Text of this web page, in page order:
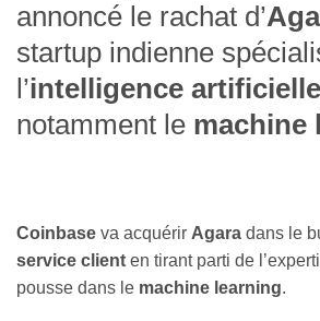
annoncé le rachat d’
startup indienne
l’intelligence
notamment le machine
Coinbase va acquérir Agara dans le
service client en tirant parti de
pousse dans le machine learning.